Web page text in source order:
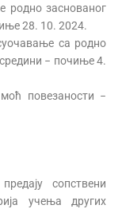
родно заснованог
28. 10. 2024.
са родно
− почиње 4.
повезаности −
сопствени
учења других